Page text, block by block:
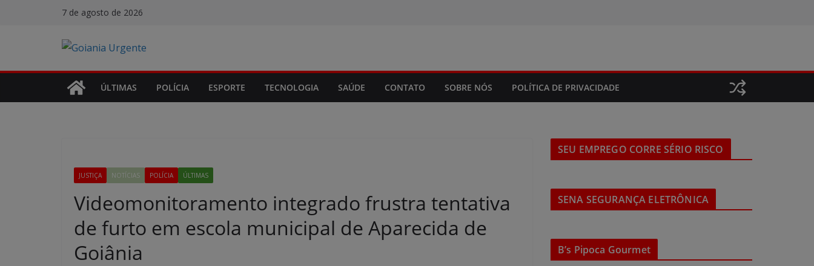
7 de agosto de 2026
ÚLTIMAS POLÍCIA ESPORTE TECNOLOGIA SAÚDE CONTATO SOBRE NÓS POLÍTICA DE PRIVACIDADE
JUSTIÇA NOTÍCIAS POLÍCIA ÚLTIMAS
Videomonitoramento integrado frustra tentativa
de furto em escola municipal de Aparecida de
Goiânia
SEU EMPREGO CORRE SÉRIO RISCO
SENA SEGURANÇA ELETRÔNICA
B’s Pipoca Gourmet